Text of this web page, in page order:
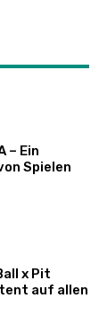
– Ein
Spielen
x Pit
auf allen